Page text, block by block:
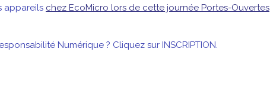
appareils chez EcoMicro lors de cette journée Portes-Ouvertes
Numérique ? Cliquez sur INSCRIPTION.